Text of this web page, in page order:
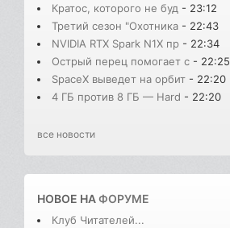
Кратос, которого не буд - 23:12
Третий сезон "Охотника - 22:43
NVIDIA RTX Spark N1X пр - 22:34
Острый перец помогает с - 22:25
SpaceX выведет на орбит - 22:20
4 ГБ против 8 ГБ — Hard - 22:20
все новости
НОВОЕ НАФОРУМЕ
Клуб Читателей...